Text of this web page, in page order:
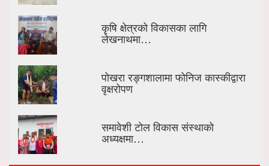
कृषि क्षेत्रको विकासका लागि
लेखनाथमा…
पोखरा रङ्गशालामा फोनिज कास्कीद्वारा
वृक्षरोपण
समावेशी टोल विकास संस्थाको
अध्यक्षमा…